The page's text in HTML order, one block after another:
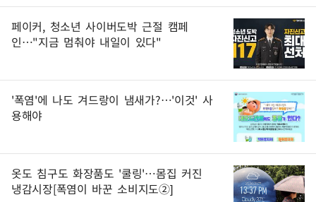
페이커, 청소년 사이버도박 근절 캠페
인…"지금 멈춰야 내일이 있다"
'폭염'에 나도 겨드랑이 냄새가?…'이것' 사
용해야
옷도 침구도 화장품도 '쿨링'…몸집 커진
냉감시장[폭염이 바꾼 소비지도②]